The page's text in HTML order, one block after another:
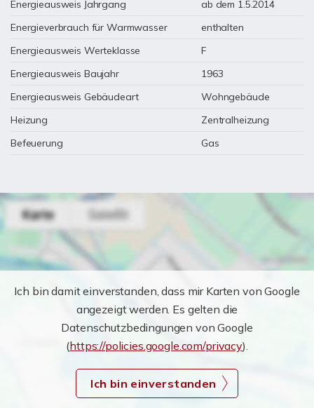
Energieausweis Jahrgang
ab dem 1.5.2014
Energieverbrauch für Warmwasser
enthalten
Energieausweis Werteklasse
F
Energieausweis Baujahr
1963
Energieausweis Gebäudeart
Wohngebäude
Heizung
Zentralheizung
Befeuerung
Gas
Ich bin damit einverstanden, dass mir Karten von Google
angezeigt werden. Es gelten die
Datenschutzbedingungen von Google
(https://policies.google.com/privacy).
Ich bin einverstanden